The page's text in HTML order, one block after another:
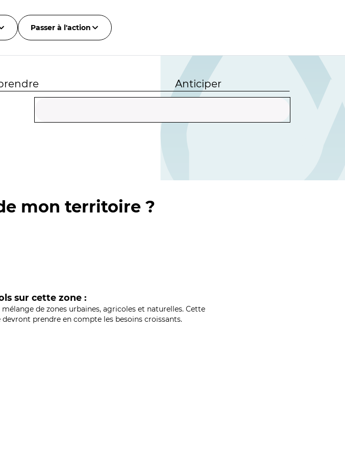
Passer à l'action
Anticiper
mon territoire ?
sur cette zone :
de zones urbaines, agricoles et naturelles. Cette
prendre en compte les besoins croissants.